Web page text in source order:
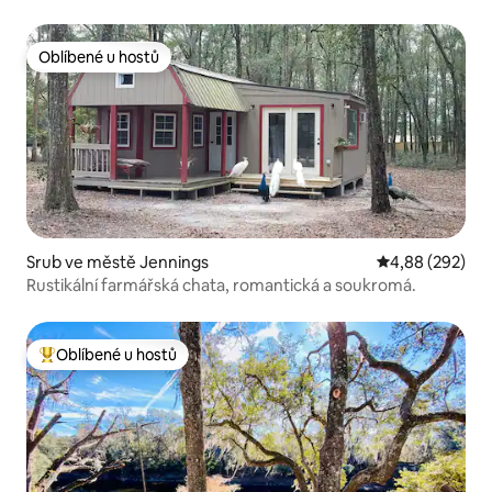
Oblíbené u hostů
Oblíbené u hostů
Srub ve městě Jennings Průměrné
4,88 (292)
Rustikální farmářská chata, romantická a soukromá.
Nejlepší v kategorii Oblíbené u hostů
Oblíbené u hostů